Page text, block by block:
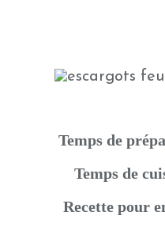
Temps de
Temps de
Recette pour